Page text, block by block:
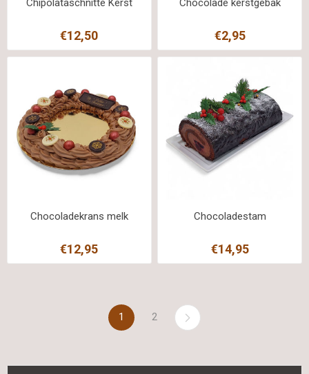
Chipolataschnitte Kerst
€12,50
Chocolade kerstgebak
€2,95
Chocoladekrans melk
€12,95
Chocoladestam
€14,95
1 2